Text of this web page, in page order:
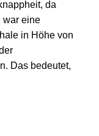
da
war eine
in Höhe von
Das bedeutet,